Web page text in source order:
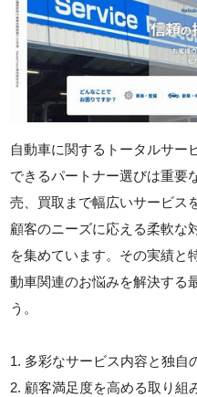
自動車に関するトータルサー
できるパートナー選びは重要
売、買取まで幅広いサービス
顧客のニーズに応える柔軟な
を集めています。その実績と
動車関連のお悩みを解決する
う。
1. 多彩なサービス内容と独自
2. 顧客満足度を高める取り組